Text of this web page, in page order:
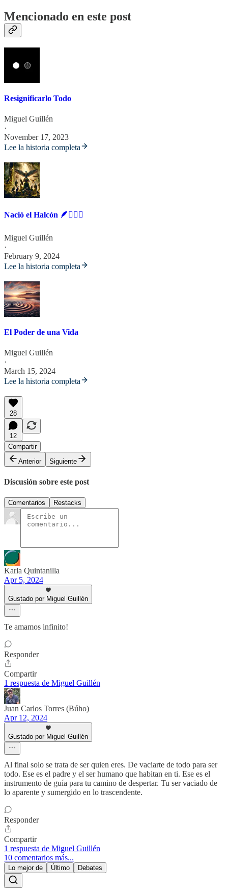
Mencionado en este post
Resignificarlo Todo
Miguel Guillén
·
November 17, 2023
Lee la historia completa
Nació el Halcón 🪶🧙🏼‍♂️
Miguel Guillén
·
February 9, 2024
Lee la historia completa
El Poder de una Vida
Miguel Guillén
·
March 15, 2024
Lee la historia completa
28
12
Compartir
Anterior
Siguiente
Discusión sobre este post
Comentarios Restacks
Karla Quintanilla
Apr 5, 2024
Gustado por Miguel Guillén
Te amamos infinito!
Responder
Compartir
1 respuesta de Miguel Guillén
Juan Carlos Torres (Búho)
Apr 12, 2024
Gustado por Miguel Guillén
Al final solo se trata de ser quien eres. De vaciarte de todo para ser
todo. Ese es el padre y el ser humano que habitan en ti. Ese es el
instrumento de guía para tu camino de despertar. Tu ser vaciado de
lo aparente y sumergido en lo trascendente.
Responder
Compartir
1 respuesta de Miguel Guillén
10 comentarios más...
Lo mejor de Último Debates